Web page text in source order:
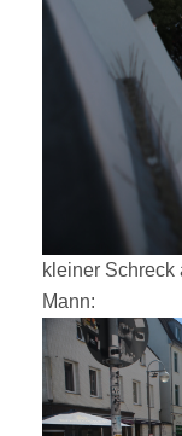
kleiner
Mann: